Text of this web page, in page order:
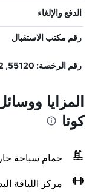
الدفع والإلغاء
رقم مكتب الاستقبال
رقم الرخصة: 55120, 9120208282702
المزايا
كوتا
حمام سباحة
مركز اللياقة